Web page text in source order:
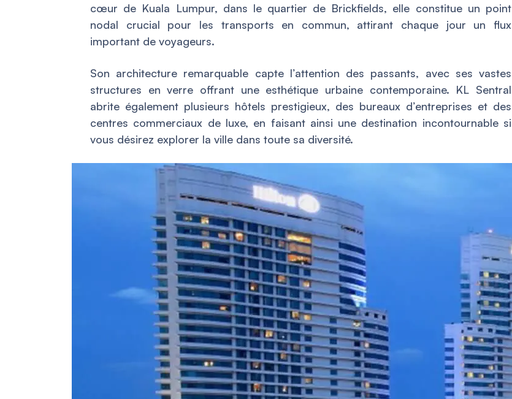
cœur de Kuala Lumpur, dans le quartier de Brickfields, elle constitue un point
nodal crucial pour les transports en commun, attirant chaque jour un flux
important de voyageurs.
Son architecture remarquable capte l’attention des passants, avec ses vastes
structures en verre offrant une esthétique urbaine contemporaine. KL Sentral
abrite également plusieurs hôtels prestigieux, des bureaux d’entreprises et des
centres commerciaux de luxe, en faisant ainsi une destination incontournable si
vous désirez explorer la ville dans toute sa diversité.